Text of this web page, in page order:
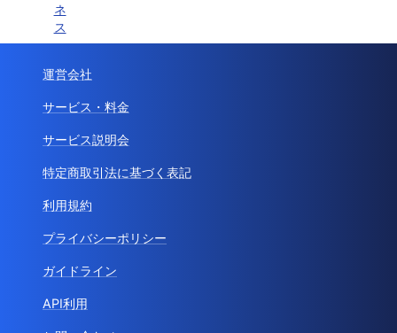
ネ
ス
運営会社
サービス・料金
サービス説明会
特定商取引法に基づく表記
利用規約
プライバシーポリシー
ガイドライン
API利用